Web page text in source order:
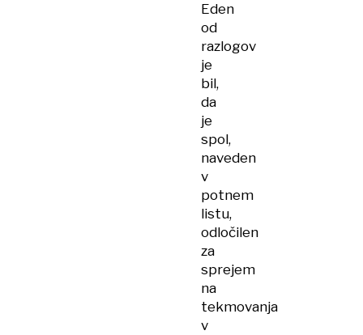
Eden
od
razlogov
je
bil,
da
je
spol,
naveden
v
potnem
listu,
odločilen
za
sprejem
na
tekmovanja
v